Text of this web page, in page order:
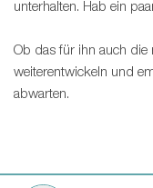
unterhalten. Hab ein
Ob das für ihn auch die
weiterentwickeln und
abwarten.